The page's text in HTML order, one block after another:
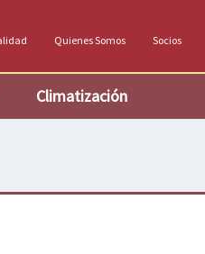
Quienes Somos Socios
Climatización